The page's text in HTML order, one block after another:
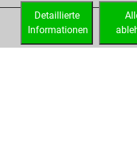
Detaillierte
Informationen